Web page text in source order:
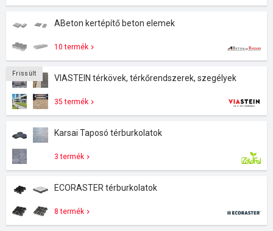
ABeton kertépítő beton elemek
10 termék
Frissült VIASTEIN térkövek, térkőrendszerek, szegélyek
35 termék
Karsai Taposó térburkolatok
3 termék
ECORASTER térburkolatok
8 termék